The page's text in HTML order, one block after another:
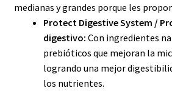
medianas y grandes porque les
Protect Digestive System /
digestivo: Con ingredientes
prebióticos que mejoran la
logrando una mejor
los nutrientes.